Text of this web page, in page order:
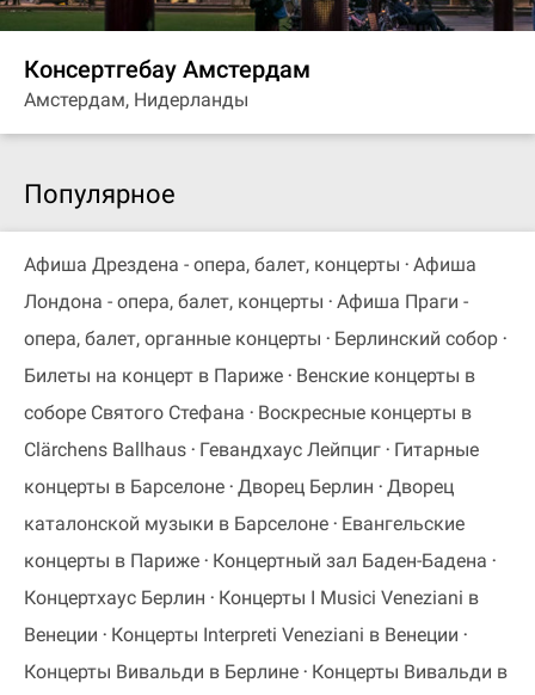
Консертгебау Амстердам
Амстердам, Нидерланды
Популярное
Афиша Дрездена - опера, балет, концерты
Афиша
Лондона - опера, балет, концерты
Афиша Праги -
опера, балет, органные концерты
Берлинский собор
Билеты на концерт в Париже
Венские концерты в
соборе Святого Стефана
Воскресные концерты в
Clärchens Ballhaus
Гевандхаус Лейпциг
Гитарные
концерты в Барселоне Дворец Берлин
Дворец
каталонской музыки в Барселоне
Евангельские
концерты в Париже
Концертный зал Баден-Бадена
Концертхаус Берлин
Концерты I Musici Veneziani в
Венеции
Концерты Interpreti Veneziani в Венеции
Концерты Вивальди в Берлине
Концерты Вивальди в